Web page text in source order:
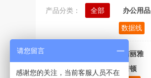
产品分类： 全部 办公用品
数据线
洁丽雅
诺顿
请您留言
感谢您的关注，当前客服人员不在